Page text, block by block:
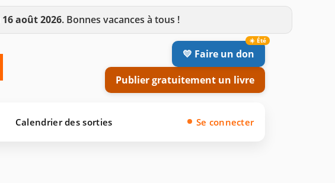
16 août 2026. Bonnes vacances à tous !
💛 Faire un don
Publier gratuitement un livre
Calendrier des sorties Se connecter